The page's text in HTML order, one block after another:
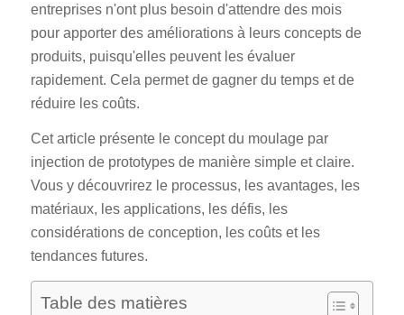
entreprises n'ont plus besoin d'attendre des mois
pour apporter des améliorations à leurs concepts de
produits, puisqu'elles peuvent les évaluer
rapidement. Cela permet de gagner du temps et de
réduire les coûts.
Cet article présente le concept du moulage par
injection de prototypes de manière simple et claire.
Vous y découvrirez le processus, les avantages, les
matériaux, les applications, les défis, les
considérations de conception, les coûts et les
tendances futures.
Table des matières